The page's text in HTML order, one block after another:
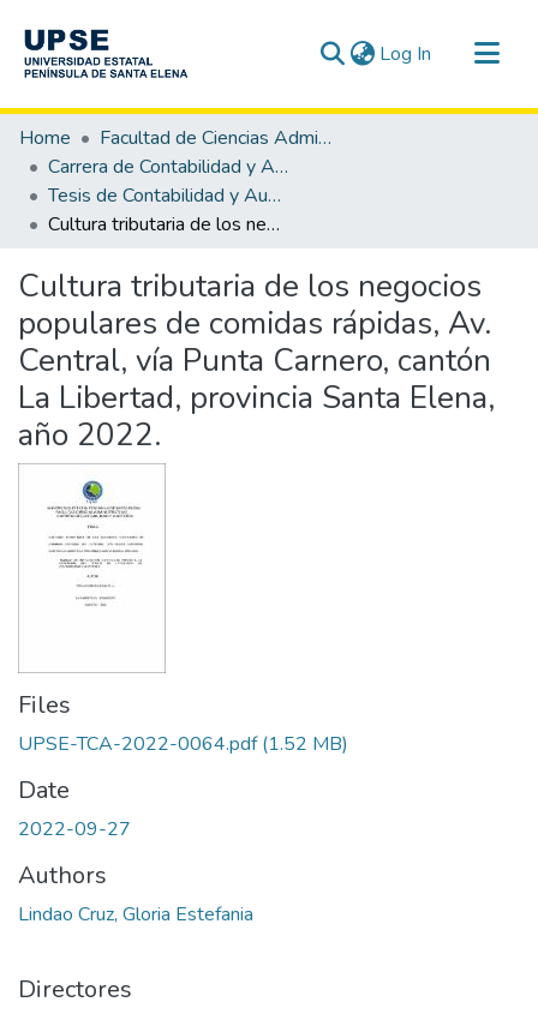
Log In (current)
Communities & Collections
All of DSpace
Statistics
Home
Facultad de Ciencias Administrativas
Carrera de Contabilidad y Auditoría
Tesis de Contabilidad y Auditoría
Cultura tributaria de los negocios populares de comidas rápidas, Av. Central, vía Punta Carnero, cantón La Libertad, provincia Santa Elena, año 2022.
Cultura tributaria de los negocios
populares de comidas rápidas, Av.
Central, vía Punta Carnero, cantón
La Libertad, provincia Santa Elena,
año 2022.
Files
UPSE-TCA-2022-0064.pdf(1.52 MB)
Date
2022-09-27
Authors
Lindao Cruz, Gloria Estefania
Directores